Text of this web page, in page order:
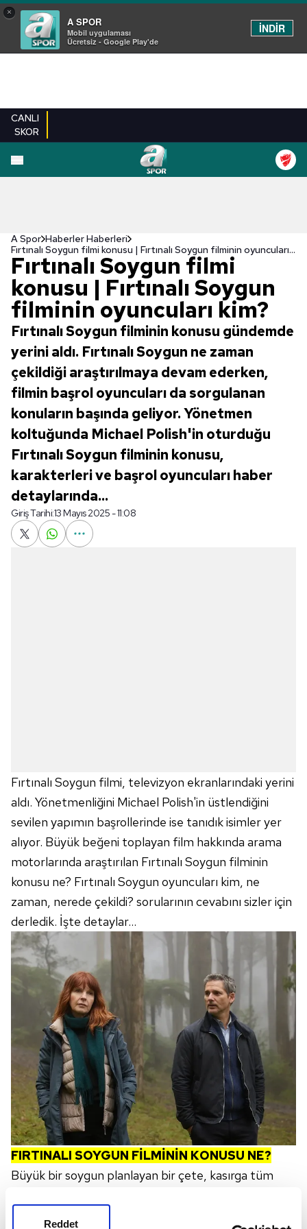
Reddet
×
A SPOR
Mobil uygulaması
Ücretsiz - Google Play'de
İNDİR
CANLI
SKOR
A Spor Haberler Haberleri
Fırtınalı Soygun filmi konusu | Fırtınalı Soygun filminin oyuncuları kim?
Fırtınalı Soygun filmi
konusu | Fırtınalı Soygun
filminin oyuncuları kim?
Fırtınalı Soygun filminin konusu gündemde
yerini aldı. Fırtınalı Soygun ne zaman
çekildiği araştırılmaya devam ederken,
filmin başrol oyuncuları da sorgulanan
konuların başında geliyor. Yönetmen
koltuğunda Michael Polish'in oturduğu
Fırtınalı Soygun filminin konusu,
karakterleri ve başrol oyuncuları haber
detaylarında...
Giriş Tarihi:13 Mayıs 2025 - 11:08
Fırtınalı Soygun filmi, televizyon ekranlarındaki yerini
aldı. Yönetmenliğini Michael Polish'in üstlendiğini
sevilen yapımın başrollerinde ise tanıdık isimler yer
alıyor. Büyük beğeni toplayan film hakkında arama
motorlarında araştırılan Fırtınalı Soygun filminin
konusu ne? Fırtınalı Soygun oyuncuları kim, ne
zaman, nerede çekildi? sorularının cevabını sizler için
derledik. İşte detaylar...
FIRTINALI SOYGUN FİLMİNİN KONUSU NE?
Büyük bir soygun planlayan bir çete, kasırga tüm